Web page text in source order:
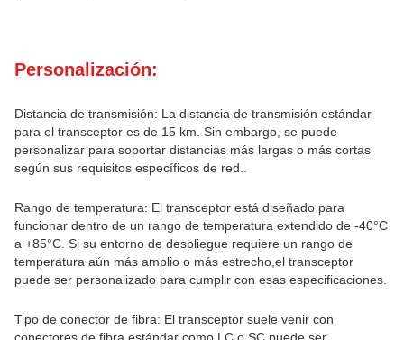
Personalización:
Distancia de transmisión: La distancia de transmisión estándar
para el transceptor es de 15 km. Sin embargo, se puede
personalizar para soportar distancias más largas o más cortas
según sus requisitos específicos de red..
Rango de temperatura: El transceptor está diseñado para
funcionar dentro de un rango de temperatura extendido de -40°C
a +85°C. Si su entorno de despliegue requiere un rango de
temperatura aún más amplio o más estrecho,el transceptor
puede ser personalizado para cumplir con esas especificaciones.
Tipo de conector de fibra: El transceptor suele venir con